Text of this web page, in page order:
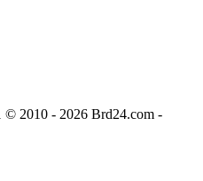
© 2010 - 2026 Brd24.com -